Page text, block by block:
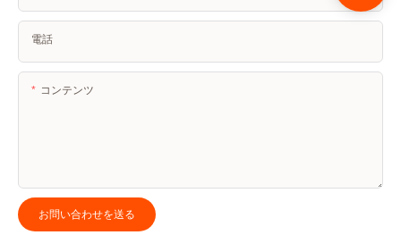
電話
コンテンツ
お問い合わせを送る